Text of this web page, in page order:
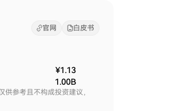
官网 白皮书
¥1.13
1.00B
参考且不构成投资建议，